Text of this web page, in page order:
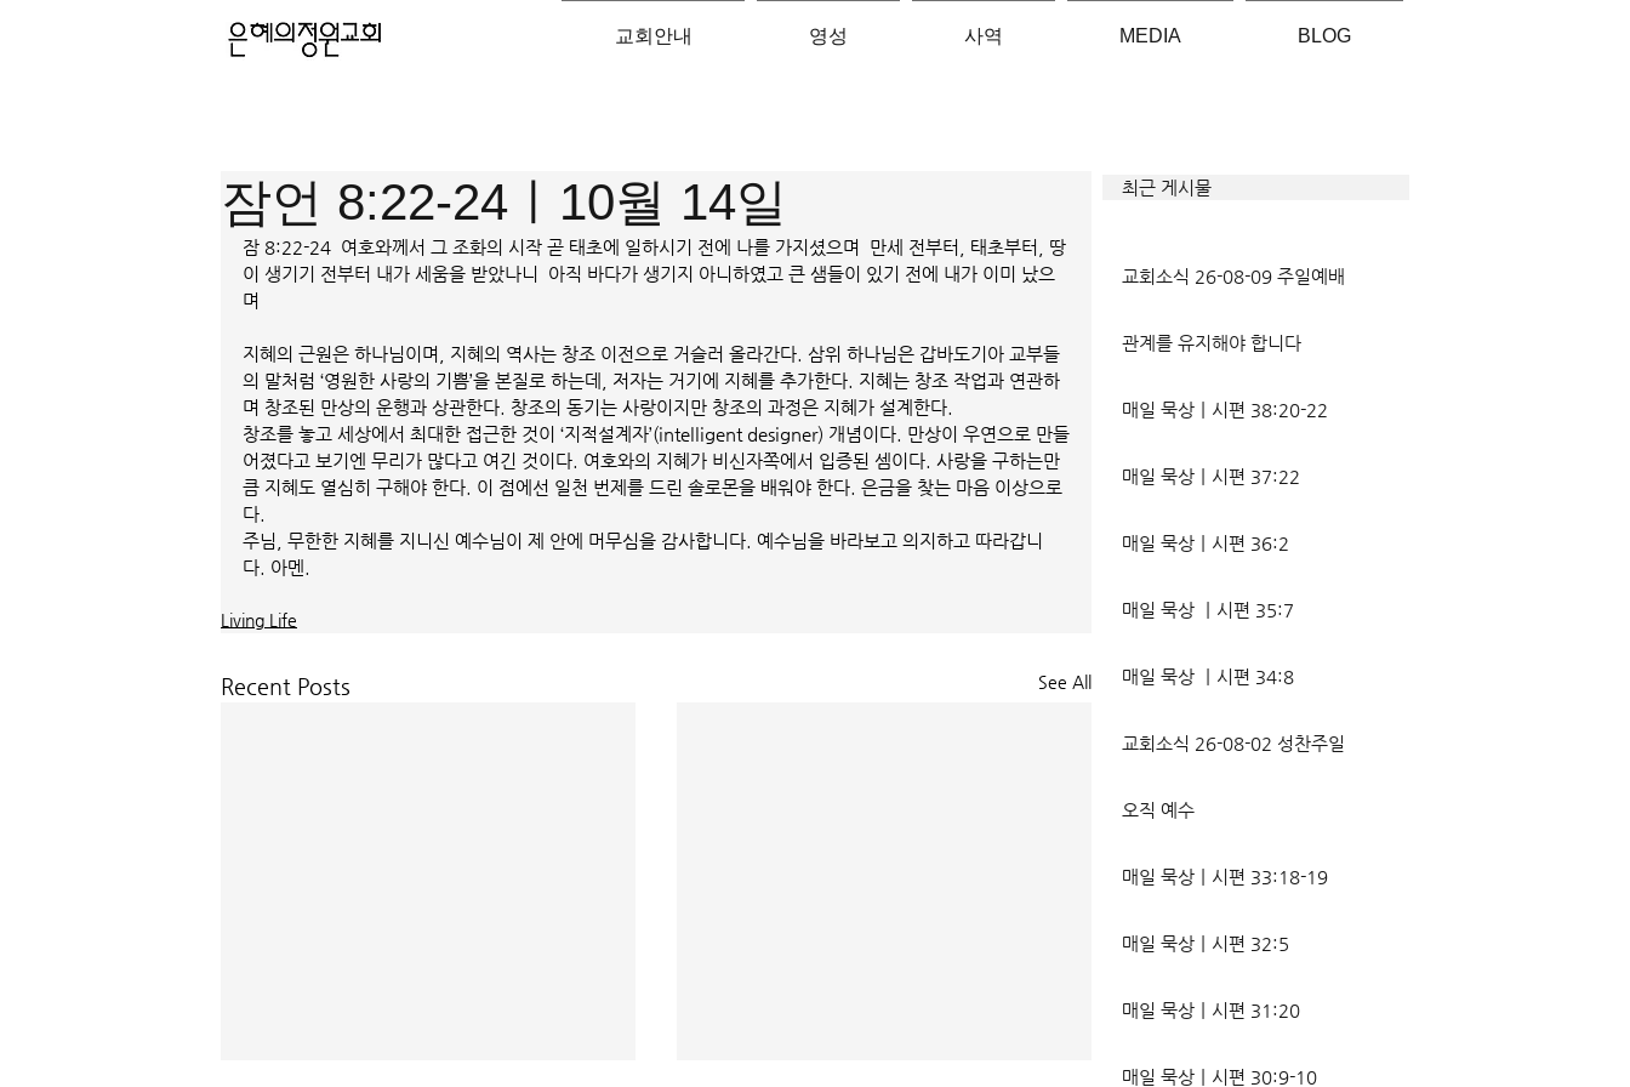
교회안내 영성 사역 MEDIA BLOG
최근 게시물
잠언 8:22-24ㅣ10월 14일
잠 8:22-24  여호와께서 그 조화의 시작 곧 태초에 일하시기 전에 나를 가지셨으며  만세 전부터, 태초부터, 땅
이 생기기 전부터 내가 세움을 받았나니  아직 바다가 생기지 아니하였고 큰 샘들이 있기 전에 내가 이미 났으
며
지혜의 근원은 하나님이며, 지혜의 역사는 창조 이전으로 거슬러 올라간다. 삼위 하나님은 갑바도기아 교부들
의 말처럼 ‘영원한 사랑의 기쁨’을 본질로 하는데, 저자는 거기에 지혜를 추가한다. 지혜는 창조 작업과 연관하
며 창조된 만상의 운행과 상관한다. 창조의 동기는 사랑이지만 창조의 과정은 지혜가 설계한다.
창조를 놓고 세상에서 최대한 접근한 것이 ‘지적설계자’(intelligent designer) 개념이다. 만상이 우연으로 만들
어졌다고 보기엔 무리가 많다고 여긴 것이다. 여호와의 지혜가 비신자쪽에서 입증된 셈이다. 사랑을 구하는만
큼 지혜도 열심히 구해야 한다. 이 점에선 일천 번제를 드린 솔로몬을 배워야 한다. 은금을 찾는 마음 이상으로
다.
주님, 무한한 지혜를 지니신 예수님이 제 안에 머무심을 감사합니다. 예수님을 바라보고 의지하고 따라갑니
다. 아멘.
Living Life
Recent Posts See All
교회소식 26-08-09 주일예배
관계를 유지해야 합니다
매일 묵상ㅣ시편 38:20-22
매일 묵상ㅣ시편 37:22
매일 묵상ㅣ시편 36:2
매일 묵상 ㅣ시편 35:7
매일 묵상 ㅣ시편 34:8
교회소식 26-08-02 성찬주일
오직 예수
매일 묵상ㅣ시편 33:18-19
매일 묵상ㅣ시편 32:5
매일 묵상ㅣ시편 31:20
매일 묵상ㅣ시편 30:9-10